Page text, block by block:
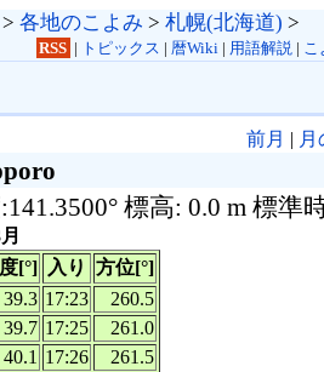
> 各地のこよみ > 札幌(北海道) >
RSS | トピックス | 暦Wiki| 用語解説| こ
前月 |
標高: 0.0 m 標準
[°] 入り
方位[°]
39.3 17:23
260.5
39.7 17:25
261.0
40.1 17:26
261.5